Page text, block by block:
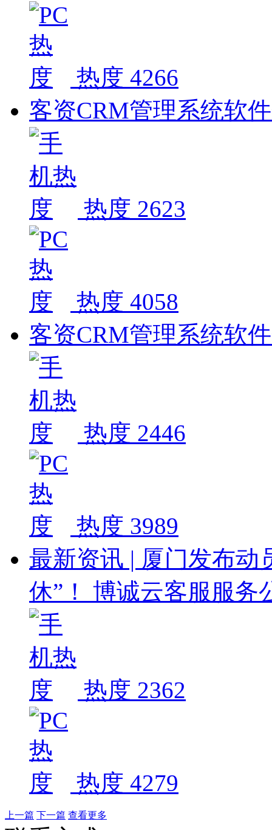
热度 4266
客资CRM管理系统软
热度 2623
热度 4058
客资CRM管理系统软
热度 2446
热度 3989
最新资讯 | 厦门发布动
休”！ 博诚云客服服务
热度 2362
热度 4279
上一篇 下一篇 查看更多